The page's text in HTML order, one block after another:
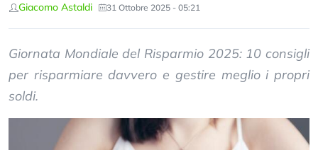
Giacomo Astaldi 31 Ottobre 2025 - 05:21
Giornata Mondiale del Risparmio 2025: 10 consigli
per risparmiare davvero e gestire meglio i propri
soldi.